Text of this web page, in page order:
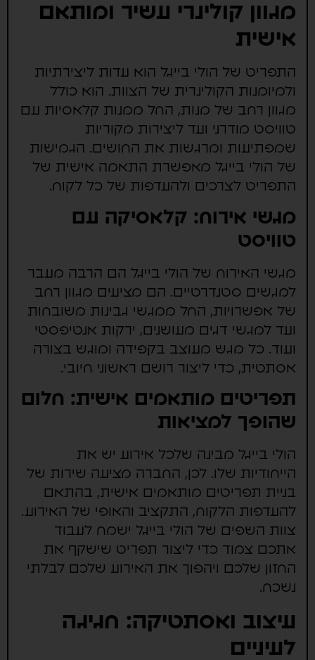
מגוון קולינרי עשיר ומותאם
אישית
התפריט של הולי בייגל הוא עדות ליצירתיות
ולמיומנות הקולינרית של הצוות. הוא כולל
מגוון רחב של מנות, החל ממנות קלאסיות עם
טוויסט מודרני ועד ליצירות מקוריות
שמפתיעות ומרגשות את החושים. הגמישות
של הולי בייגל מאפשרת התאמה אישית של
התפריט לצרכים ולהעדפות של כל לקוח.
מגשי אירוח: קלאסיקה עם
טוויסט
מגשי האירוח של הולי בייגל הם הרבה מעבר
למגשים סטנדרטיים. הם מציעים מגוון רחב
של אפשרויות, החל ממגשי גבינות משובחות
ועד למגשי דגים מעושנים, ירקות אנטיפסטי
ועוד. כל מגש מעוצב בקפידה ומוגש בצורה
אסתטית, כדי ליצור רושם ראשוני חיובי.
תפריטים מותאמים אישית: חלום
שהופך למציאות
הולי בייגל מבינה שלכל אירוע יש את
הייחודיות שלו. לכן, החברה מציעה שירות של
בניית תפריטים מותאמים אישית, בהתאם
להעדפות הלקוח, התקציב והאופי של האירוע.
צוות השפים של הולי בייגל ישמח לעבוד
אתכם צמוד כדי ליצור תפריט שישקף את
החזון שלכם ויהפוך את האירוע שלכם לבלתי
נשכח.
עיצוב ואסתטיקה: חגיגה
לעיניים